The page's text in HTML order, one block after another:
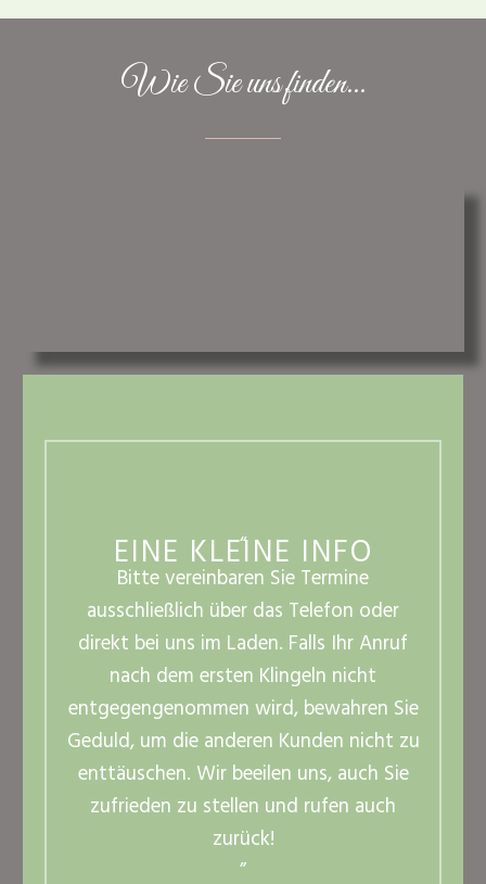
Wie Sie uns finden...
EINE KLEINE INFO
“
Bitte vereinbaren Sie Termine
ausschließlich über das Telefon oder
direkt bei uns im Laden. Falls Ihr Anruf
nach dem ersten Klingeln nicht
entgegengenommen wird, bewahren Sie
Geduld, um die anderen Kunden nicht zu
enttäuschen. Wir beeilen uns, auch Sie
zufrieden zu stellen und rufen auch
zurück!
”